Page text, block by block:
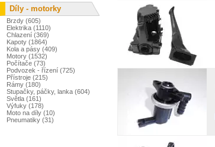
Díly - motorky
Brzdy (605)
Elektrika (1110)
Chlazení (369)
Kapoty (1864)
Kola a pásy (409)
Motory (1532)
Počítače (73)
Podvozek - řízení (725)
Přístroje (215)
Rámy (180)
Stupačky, páčky, lanka (604)
Světla (161)
Výfuky (178)
Moto na díly (10)
Pneumatiky (31)